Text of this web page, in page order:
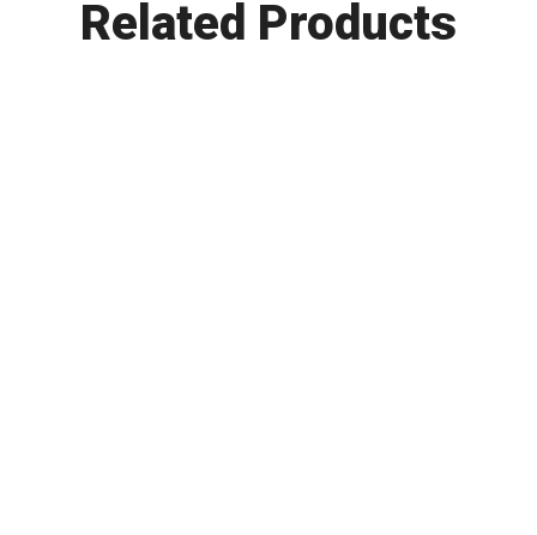
Related Products